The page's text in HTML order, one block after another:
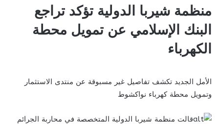
منظمة شيربا الدولية تؤكد تراجع
البنك الإسلامي عن تمويل محطة
الكهرباء
الأمل الجديد تكشف تفاصيل غير مسبوقة عن منتدى الاستثمار
وتمويل محطة كهرباء نواكشوط
قالت منظمة شيربا الدولية المتخصصة في محاربة الجرائم